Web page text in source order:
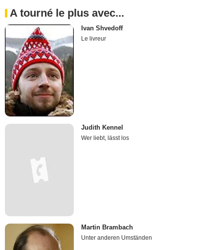
A tourné le plus avec...
Ivan Shvedoff
Le livreur
Judith Kennel
Wer liebt, lässt los
Martin Brambach
Unter anderen Umständen